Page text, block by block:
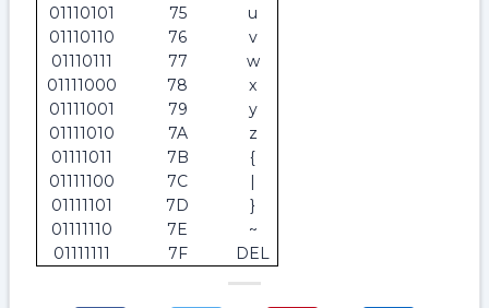
01110101
75
u
01110110
76
v
01110111
77
w
01111000
78
x
01111001
79
y
01111010
7A
z
01111011
7B
{
01111100
7C
|
01111101
7D
}
01111110
7E
~
01111111
7F DEL